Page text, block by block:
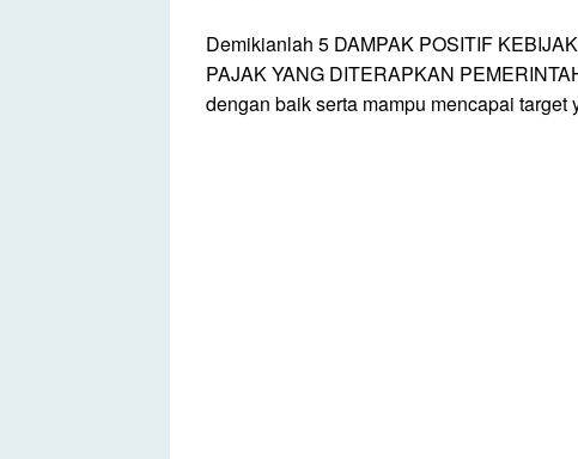
Demikianlah 5 DAMPAK POSITIF
PAJAK YANG DITERAPKAN
dengan baik serta mampu mencapai